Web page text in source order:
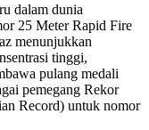
dalam dunia
25 Meter Rapid Fire
menunjukkan
tinggi,
pulang medali
pemegang Rekor
Record) untuk nomor